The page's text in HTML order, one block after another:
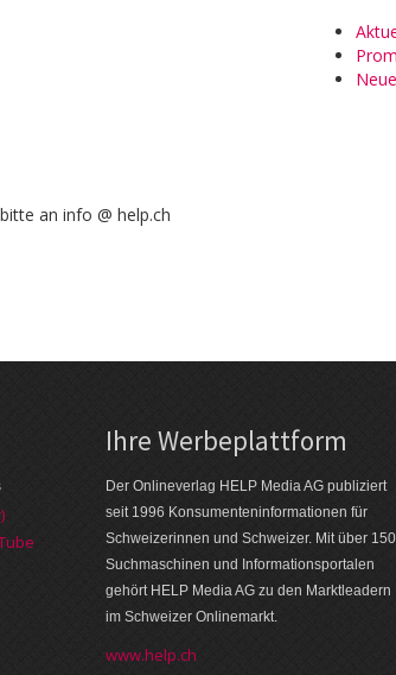
an info @ help.ch
Ihre Werbeplattform
Der Onlineverlag HELP Media AG publiziert
seit 1996 Konsumenten­informationen für
Schweizerinnen und Schweizer. Mit über 150
Suchmaschinen und Informations­portalen
gehört HELP Media AG zu den Markt­leadern
im Schweizer Onlinemarkt.
www.help.ch